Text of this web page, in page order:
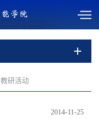
教研活动
2014-11-25